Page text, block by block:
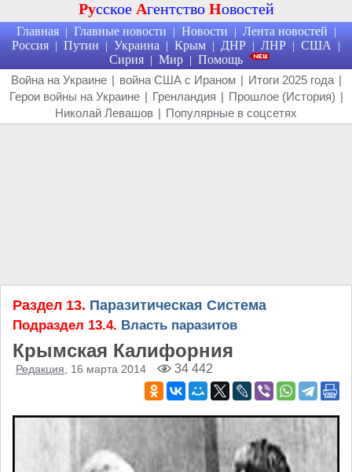
Русское Агентство Новостей
Главная | Главные новости | Новости | Лента новостей |
Россия | Путин | Украина | Крым | ДНР | ЛНР | США |
Сирия | Мир | Помощь
Война на Украине | война США с Ираном | Итоги 2025 года |
Герои войны на Украине | Гренландия | Прошлое (История) |
Николай Левашов | Популярные в соцсетях
Раздел 13. Паразитическая Система
Подраздел 13.4. Власть паразитов
Крымская Калифорния
Редакция , 16 марта 2014 34 442